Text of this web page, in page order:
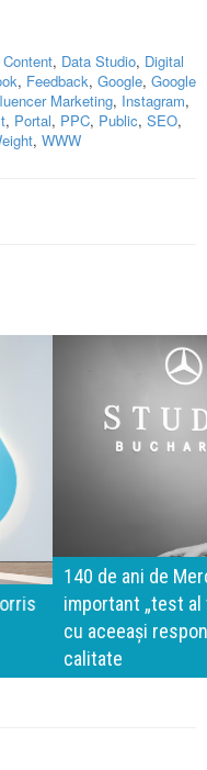
Content, Data Studio, Digital
, Feedback, Google, Google
Marketing, Instagram,
, Portal, PPC, Public, SEO,
, WWW
Pîrlog: Cel mai
inovăm constant, dar
siguranță și